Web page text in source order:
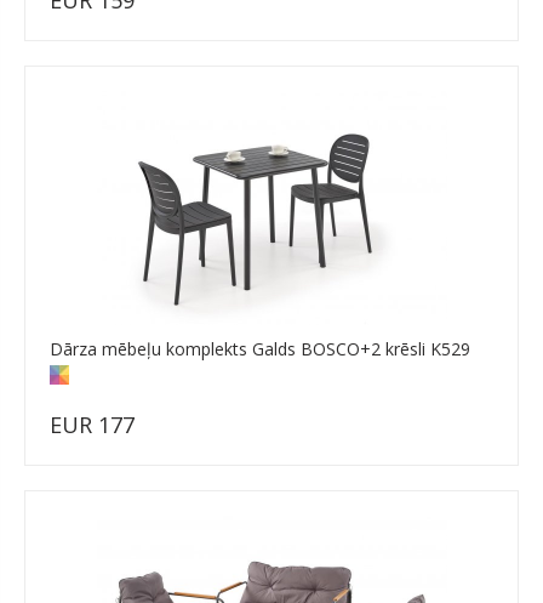
Dārza mēbeļu komplekts Galds BOSCO+2 krēsli K529
EUR 177